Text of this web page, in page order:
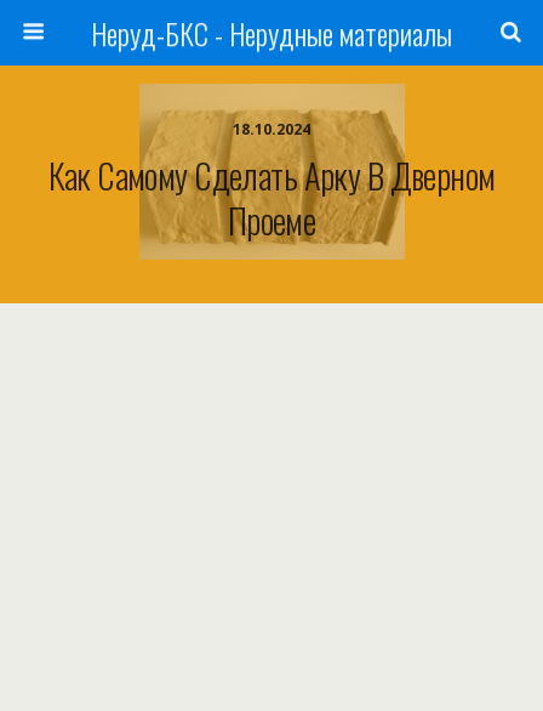
Неруд-БКС - Нерудные материалы
18.10.2024
Как Самому Сделать Арку В Дверном
Проеме